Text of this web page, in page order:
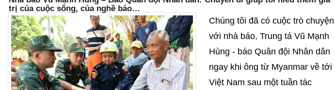
trị của cuộc sống, của nghề báo…
Chúng tôi đã có cuộc trò chuyện
với nhà báo, Trung tá Vũ Mạnh
Hùng - báo Quân đội Nhân dân
ngay khi ông từ Myanmar về tới
Việt Nam sau một tuần tác